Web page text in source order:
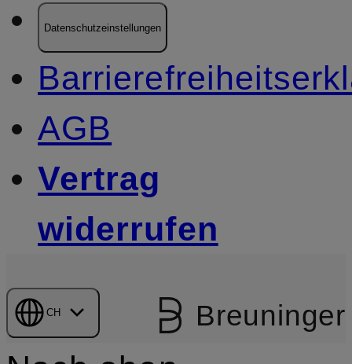
Datenschutzeinstellungen
AGB
Vertrag
widerrufen
CH Breuninger